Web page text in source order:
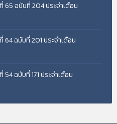
65 ฉบับที่ 204 ประจำเดือน
ฉบับที่ 201 ประจำเดือน
ฉบับที่ 171 ประจำเดือน